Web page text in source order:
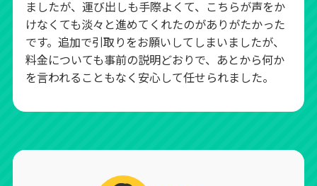
ましたが、運び出しも手際よくて、こちらが声をか
けなくても淡々と進めてくれたのがありがたかった
です。追加で引取りをお願いしてしまいましたが、
料金についても事前の説明どおりで、あとから何か
を言われることもなく安心して任せられました。